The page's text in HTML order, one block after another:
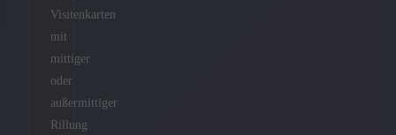
Visitenkarten
mit
mittiger
oder
außermittiger
Rillung